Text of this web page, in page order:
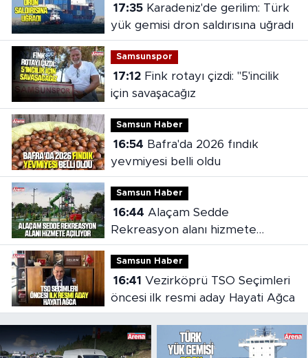
17:35Karadeniz'de gerilim: Türk
yük gemisi dron saldırısına uğradı
Samsunspor
17:12Fink rotayı çizdi: "5'incilik
için savaşacağız
Samsun Haber
16:54
yevmiyesi belli oldu
Samsun Haber
16:44
Rekreasyon alanı hizmete
açılıyor
Samsun Haber
16:41
öncesi ilk resmi aday Hayati Ağca